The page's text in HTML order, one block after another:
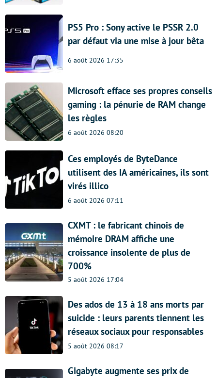
PS5 Pro : Sony active le PSSR 2.0
par défaut via une mise à jour bêta
6 août 2026 17:35
Microsoft efface ses propres conseils
gaming : la pénurie de RAM change
les règles
6 août 2026 08:20
Ces employés de ByteDance
utilisent des IA américaines, ils sont
virés illico
6 août 2026 07:11
CXMT : le fabricant chinois de
mémoire DRAM affiche une
croissance insolente de plus de
700%
5 août 2026 17:04
Des ados de 13 à 18 ans morts par
suicide : leurs parents tiennent les
réseaux sociaux pour responsables
5 août 2026 08:17
Gigabyte augmente ses prix de